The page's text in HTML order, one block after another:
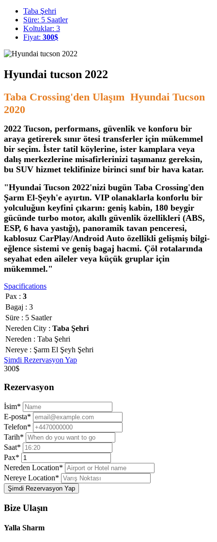
Taba Şehri
Süre: 5 Saatler
Koltuklar: 3
Fiyat: 300$
Hyundai tucson 2022
Taba Crossing'den Ulaşım Hyundai Tucson
2020
2022 Tucson, performans, güvenlik ve konforu bir
araya getirerek sınır ötesi transferler için mükemmel
bir seçim. İster tatil köylerine, ister kamplara veya
dalış merkezlerine misafirlerinizi taşımanız gereksin,
bu SUV hizmet teklifinize birinci sınıf bir hava katar.
"Hyundai Tucson 2022'nizi bugün Taba Crossing'den
Şarm El-Şeyh'e ayırtın. VIP olanaklarla konforlu bir
yolculuğun keyfini çıkarın: geniş kabin, 180 beygir
gücünde turbo motor, akıllı güvenlik özellikleri (ABS,
ESP, 6 hava yastığı), panoramik tavan penceresi,
kablosuz CarPlay/Android Auto özellikli gelişmiş bilgi-
eğlence sistemi ve geniş bagaj hacmi. Çöl rotalarında
seyahat eden aileler veya küçük gruplar için
mükemmel."
Spacifications
Pax : 3
Bagaj : 3
Süre : 5 Saatler
Nereden City : Taba Şehri
Nereden : Taba Şehri
Nereye : Şarm El Şeyh Şehri
Şimdi Rezervasyon Yap
300$
Rezervasyon
İsim*
E-posta*
Telefon*
Tarih*
Saat*
Pax*
Nereden Location*
Nereye Location*
Şimdi Rezervasyon Yap
Bize Ulaşın
Yalla Sharm